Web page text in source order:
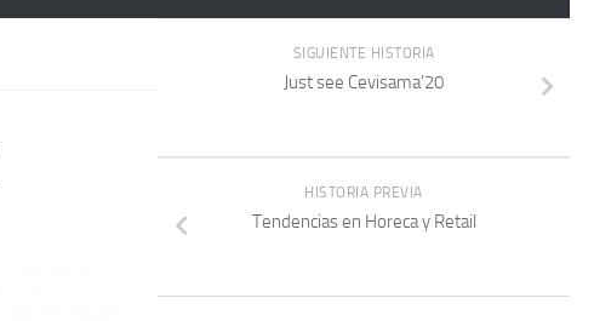
SIGUIENTE HISTORIA
Just see Cevisama’20
HISTORIA PREVIA
Tendencias en Horeca y Retail